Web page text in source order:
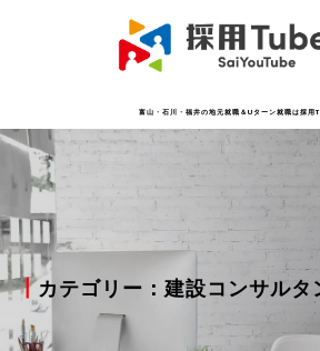
富山・石川・福井の地元就職＆Uターン就職は採用
┃カテゴリー：建設コンサルタ